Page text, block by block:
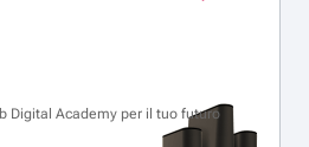
Digital Academy per il tuo futuro